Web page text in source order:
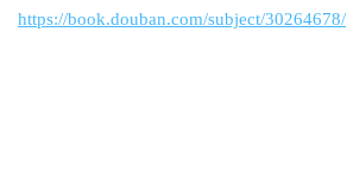
https://book.douban.com/subject/30264678/